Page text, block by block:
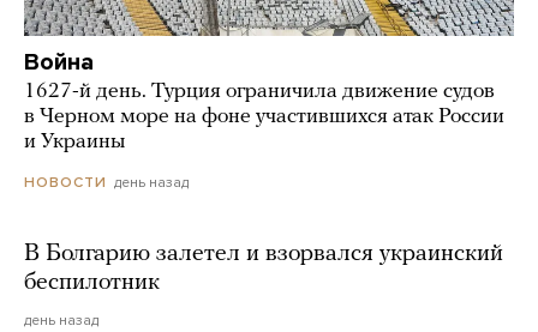
Война
1627-й день. Турция ограничила движение судов
в Черном море на фоне участившихся атак России
и Украины
НОВОСТИ день назад
В Болгарию залетел и взорвался украинский
беспилотник
день назад